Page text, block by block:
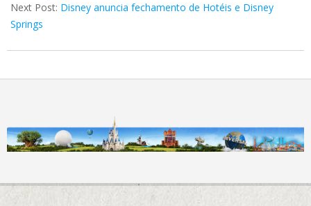
Next Post: Disney anuncia fechamento de Hotéis e Disney
Springs